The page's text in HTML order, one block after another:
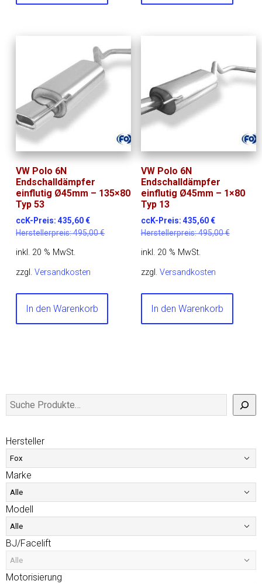
VW Polo 6N
Endschalldämpfer
einflutig Ø45mm – 135×80
Typ 53
ccK-Preis:435,60€
Herstellerpreis:495,00€
inkl. 20 % MwSt.
zzgl.Versandkosten
In den Warenkorb
VW Polo 6N
Endschalldämpfer
einflutig Ø45mm – 1×80
Typ 13
ccK-Preis: 435,60€
Herstellerpreis:495,00€
inkl. 20 % MwSt.
zzgl. Versandkosten
In den Warenkorb
Hersteller
Marke
Modell
BJ/Facelift
Motorisierung